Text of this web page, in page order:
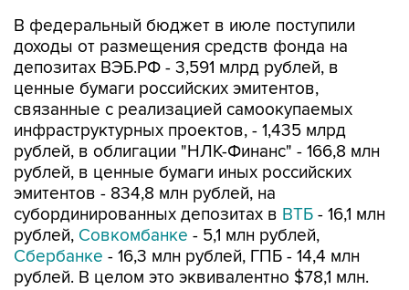
В федеральный бюджет в июле поступили
доходы от размещения средств фонда на
депозитах ВЭБ.РФ - 3,591 млрд рублей, в
ценные бумаги российских эмитентов,
связанные с реализацией самоокупаемых
инфраструктурных проектов, - 1,435 млрд
рублей, в облигации "НЛК-Финанс" - 166,8 млн
рублей, в ценные бумаги иных российских
эмитентов - 834,8 млн рублей, на
субординированных депозитах в ВТБ - 16,1 млн
рублей, Совкомбанке - 5,1 млн рублей,
Сбербанке - 16,3 млн рублей, ГПБ - 14,4 млн
рублей. В целом это эквивалентно $78,1 млн.